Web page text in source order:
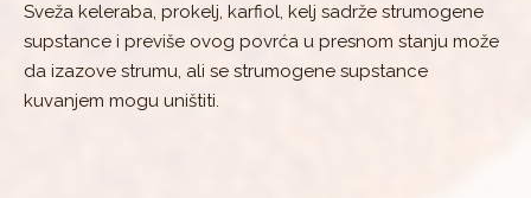
Sveža keleraba, prokelj, karfiol, kelj sadrže strumogene
supstance i previše ovog povrća u presnom stanju može
da izazove strumu, ali se strumogene supstance
kuvanjem mogu uništiti.